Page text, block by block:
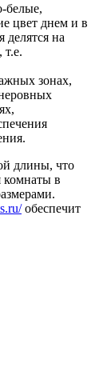
белые,
цвет днем и в
делятся на
т.е.
зонах,
длины, что
комнаты в
обеспечит